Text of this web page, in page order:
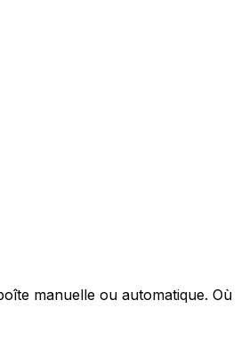
manuelle ou automatique. Où